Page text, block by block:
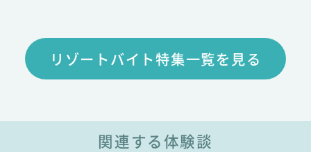
リゾートバイト特集一覧を見る
関連する体験談